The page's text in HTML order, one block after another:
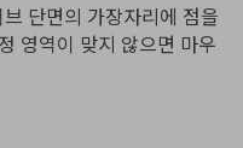
단면의 가장자리에 점을
영역이 맞지 않으면 마우